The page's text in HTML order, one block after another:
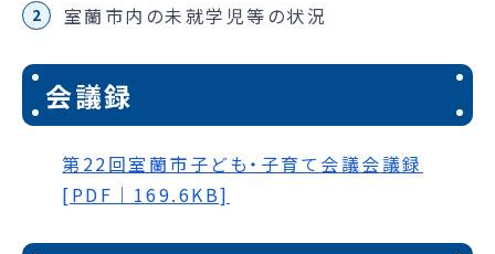
室蘭市内の未就学児等の状況
会議録
第22回室蘭市子ども・子育て会議会議録
[PDF｜169.6KB]